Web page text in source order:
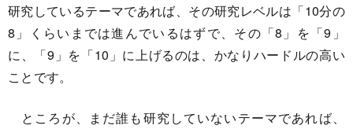
研究しているテーマであれば、その研究レベルは「10分の
8」くらいまでは進んでいるはずで、その「8」を「9」
に、「9」を「10」に上げるのは、かなりハードルの高い
ことです。
ところが、まだ誰も研究していないテーマであれば、